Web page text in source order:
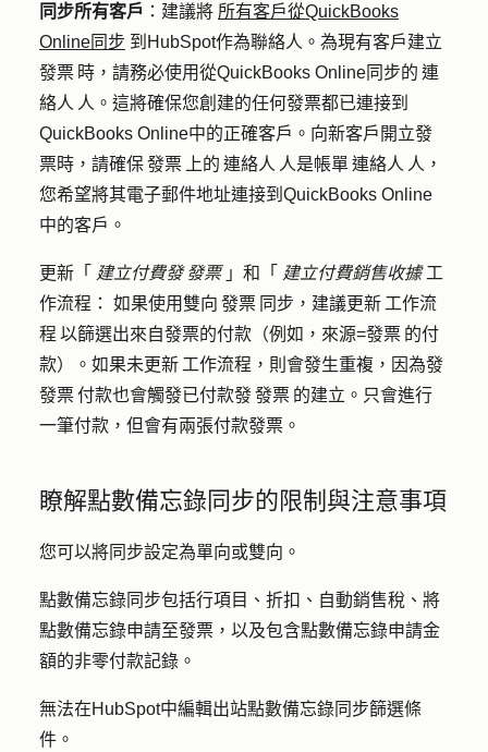
同步所有客戶 ： 建議將 所有客戶從QuickBooks
Online同步 到HubSpot作為聯絡人。為現有客戶建立
發票 時，請務必使用從QuickBooks Online同步的 連
絡人 人。這將確保您創建的任何發票都已連接到
QuickBooks Online中的正確客戶。向新客戶開立發
票時，請確保 發票 上的 連絡人 人是帳單 連絡人 人，
您希望將其電子郵件地址連接到QuickBooks Online
中的客戶。
更新「 建立付費發 發票」和「 建立付費銷售收據工
作流程：
如果使用雙向 發票 同步，建議更新 工作流
程 以篩選出來自發票的付款（例如，來源=發票 的付
款）。如果未更新 工作流程，則會發生重複，因為發
發票 付款也會觸發已付款發 發票 的建立。只會進行
一筆付款，但會有兩張付款發票。
瞭解點數備忘錄同步的限制與注意事項
您可以將同步設定為單向或雙向。
點數備忘錄同步包括行項目、折扣、自動銷售稅、將
點數備忘錄申請至發票，以及包含點數備忘錄申請金
額的非零付款記錄。
無法在HubSpot中編輯出站點數備忘錄同步篩選條
件。